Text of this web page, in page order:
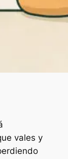
vales y